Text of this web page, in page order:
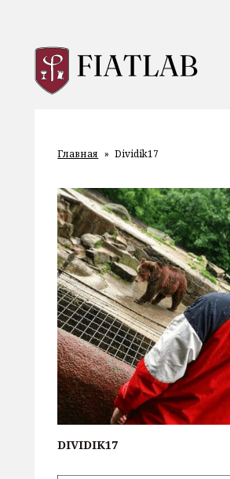
Главная » Dividik17
DIVIDIK17